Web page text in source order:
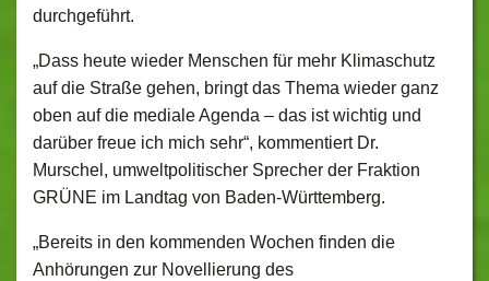
durchgeführt.
„Dass heute wieder Menschen für mehr Klimaschutz
auf die Straße gehen, bringt das Thema wieder ganz
oben auf die mediale Agenda – das ist wichtig und
darüber freue ich mich sehr“, kommentiert Dr.
Murschel, umweltpolitischer Sprecher der Fraktion
GRÜNE im Landtag von Baden-Württemberg.
„Bereits in den kommenden Wochen finden die
Anhörungen zur Novellierung des